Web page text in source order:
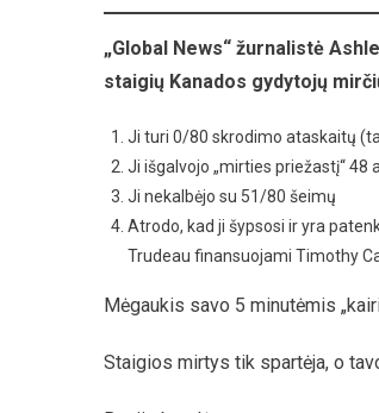
„Global News“ žurnalistė
staigių Kanados gydytojų
Ji turi 0/80 skrodimo ataskaitų
Ji išgalvojo „mirties priežastį“ 48
Ji nekalbėjo su 51/80 šeimų
Atrodo, kad ji šypsosi ir yra
Trudeau finansuojami Timothy
Mėgaukis savo 5 minutėmis
Staigios mirtys tik spartėja, o